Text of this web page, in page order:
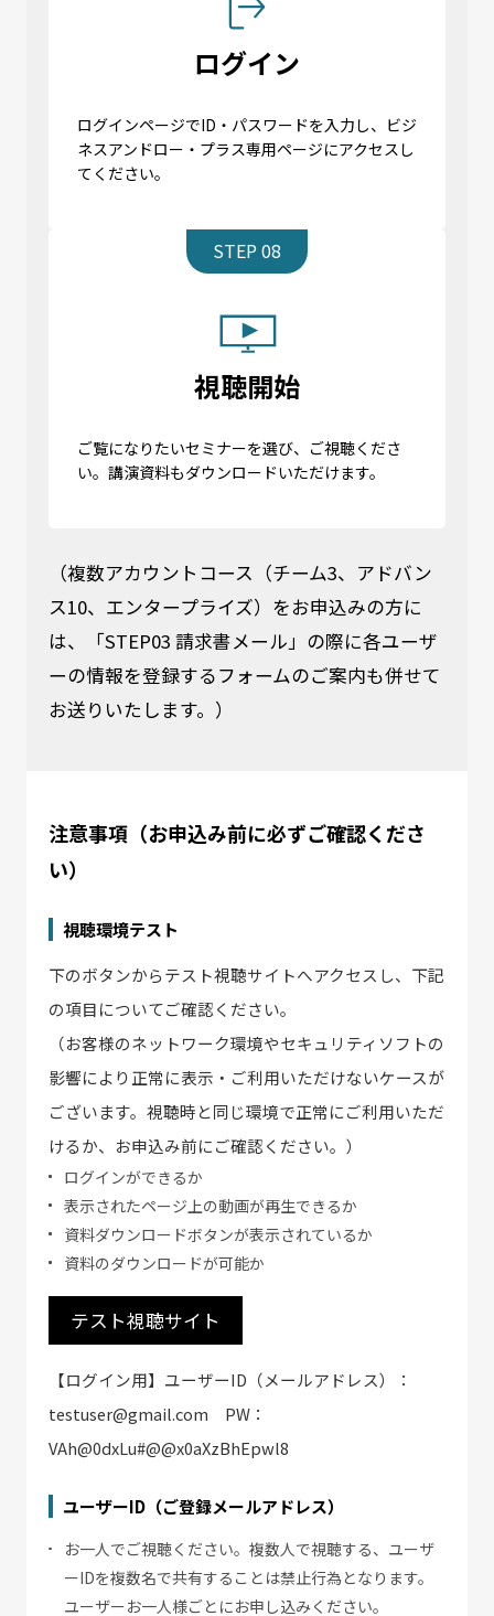
ログイン
ログインページでID・パスワードを入力し、ビジ
ネスアンドロー・プラス専用ページにアクセスし
てください。
STEP 08
視聴開始
ご覧になりたいセミナーを選び、ご視聴くださ
い。講演資料もダウンロードいただけます。
（複数アカウントコース（チーム3、アドバン
ス10、エンタープライズ）をお申込みの方に
は、「STEP03 請求書メール」の際に各ユーザ
ーの情報を登録するフォームのご案内も併せて
お送りいたします。）
注意事項（お申込み前に必ずご確認くださ
い）
視聴環境テスト
下のボタンからテスト視聴サイトへアクセスし、下記
の項目についてご確認ください。
（お客様のネットワーク環境やセキュリティソフトの
影響により正常に表示・ご利用いただけないケースが
ございます。視聴時と同じ環境で正常にご利用いただ
けるか、お申込み前にご確認ください。）
ログインができるか
表示されたページ上の動画が再生できるか
資料ダウンロードボタンが表示されているか
資料のダウンロードが可能か
テスト視聴サイト
【ログイン用】ユーザーID（メールアドレス）：
testuser@gmail.com PW：
VAh@0dxLu#@@x0aXzBhEpwl8
ユーザーID（ご登録メールアドレス）
お一人でご視聴ください。複数人で視聴する、ユーザ
ーIDを複数名で共有することは禁止行為となります。
ユーザーお一人様ごとにお申し込みください。